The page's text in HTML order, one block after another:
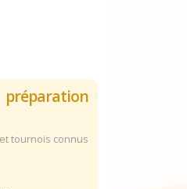
tournois connus